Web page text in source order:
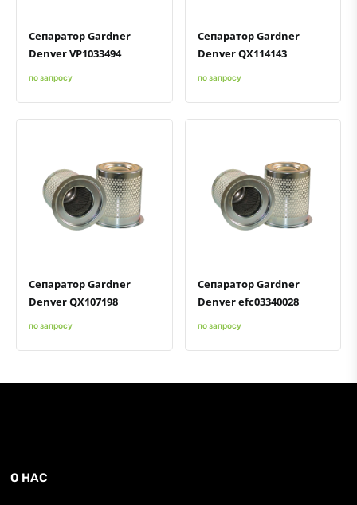
Сепаратор Gardner
Denver VP1033494
по запросу
Сепаратор Gardner
Denver QX114143
по запросу
Быстрый просмотрДобавить к сравнению
Добавить в избранное
Сепаратор Gardner
Denver QX107198
по запросу
Быстрый просмотрДобавить к сравнению
Добавить в избранное
Сепаратор Gardner
Denver efc03340028
по запросу
О НАС